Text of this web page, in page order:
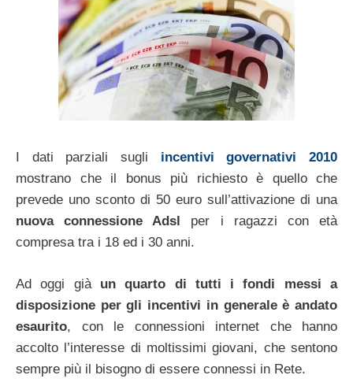
I dati parziali sugli incentivi governativi 2010
mostrano che il bonus più richiesto è quello che
prevede uno sconto di 50 euro sull’attivazione di una
nuova connessione Adsl
per i ragazzi con età
compresa tra i 18 ed i 30 anni.
Ad oggi già un quarto di tutti i fondi messi a
disposizione per gli incentivi in generale è andato
esaurito, con le connessioni internet che hanno
accolto l’interesse di moltissimi giovani, che sentono
sempre più il bisogno di essere connessi in Rete.